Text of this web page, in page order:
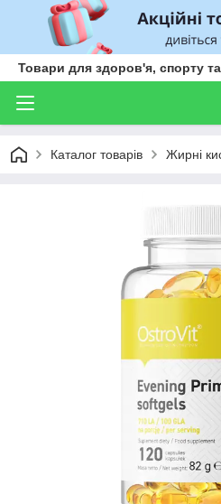
Товари для здоров'я, спорту
Каталог товарів Жирні